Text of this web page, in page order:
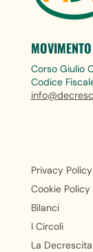
Corso Giulio
Codice
Privacy Policy
Cookie Policy
Bilanci
I Circoli
La